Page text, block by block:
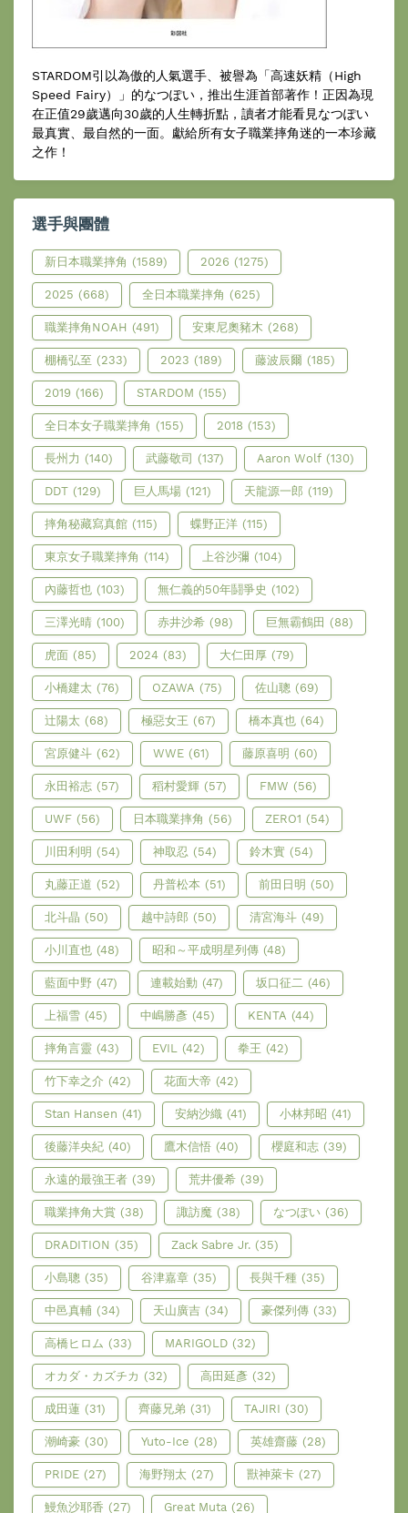
STARDOM引以為傲的人氣選手、被譽為「高速妖精（High
Speed Fairy）」的なつぽい，推出生涯首部著作！正因為現
在正值29歲邁向30歲的人生轉折點，讀者才能看見なつぽい
最真實、最自然的一面。獻給所有女子職業摔角迷的一本珍藏
之作！
選手與團體
新日本職業摔角 (1589) 2026 (1275)
2025 (668) 全日本職業摔角 (625)
職業摔角NOAH (491) 安東尼奧豬木 (268)
棚橋弘至 (233) 2023 (189) 藤波辰爾 (185)
2019 (166) STARDOM (155)
全日本女子職業摔角 (155) 2018 (153)
長州力 (140) 武藤敬司 (137) Aaron Wolf (130)
DDT (129) 巨人馬場 (121) 天龍源一郎 (119)
摔角秘藏寫真館 (115) 蝶野正洋 (115)
東京女子職業摔角 (114) 上谷沙彌 (104)
內藤哲也 (103) 無仁義的50年鬪爭史 (102)
三澤光晴 (100) 赤井沙希 (98) 巨無霸鶴田 (88)
虎面 (85) 2024 (83) 大仁田厚 (79)
小橋建太 (76) OZAWA (75) 佐山聰 (69)
辻陽太 (68) 極惡女王 (67) 橋本真也 (64)
宮原健斗 (62) WWE (61) 藤原喜明 (60)
永田裕志 (57) 稻村愛輝 (57) FMW (56)
UWF (56) 日本職業摔角 (56) ZERO1 (54)
川田利明 (54) 神取忍 (54) 鈴木實 (54)
丸藤正道 (52) 丹普松本 (51) 前田日明 (50)
北斗晶 (50) 越中詩郎 (50) 清宮海斗 (49)
小川直也 (48) 昭和～平成明星列傳 (48)
藍面中野 (47) 連載始動 (47) 坂口征二 (46)
上福雪 (45) 中嶋勝彥 (45) KENTA (44)
摔角言靈 (43) EVIL (42) 拳王 (42)
竹下幸之介 (42) 花面大帝 (42)
Stan Hansen (41) 安納沙織 (41) 小林邦昭 (41)
後藤洋央紀 (40) 鷹木信悟 (40) 櫻庭和志 (39)
永遠的最強王者 (39) 荒井優希 (39)
職業摔角大賞 (38) 諏訪魔 (38) なつぽい (36)
DRADITION (35) Zack Sabre Jr. (35)
小島聰 (35) 谷津嘉章 (35) 長與千種 (35)
中邑真輔 (34) 天山廣吉 (34) 豪傑列傳 (33)
高橋ヒロム (33) MARIGOLD (32)
オカダ・カズチカ (32) 高田延彥 (32)
成田蓮 (31) 齊藤兄弟 (31) TAJIRI (30)
潮崎豪 (30) Yuto-Ice (28) 英雄齋藤 (28)
PRIDE (27) 海野翔太 (27) 獸神萊卡 (27)
鰻魚沙耶香 (27) Great Muta (26)